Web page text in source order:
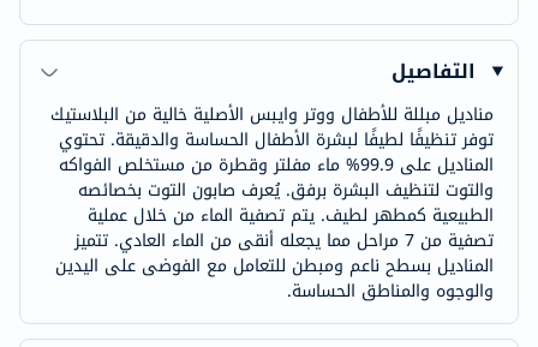
التفاصيل
مناديل مبللة للأطفال ووتر وايبس الأصلية خالية من البلاستيك
توفر تنظيفًا لطيفًا لبشرة الأطفال الحساسة والدقيقة. تحتوي
المناديل على 99.9% ماء مفلتر وقطرة من مستخلص الفواكه
والتوت لتنظيف البشرة برفق. يُعرف صابون التوت بخصائصه
الطبيعية كمطهر لطيف. يتم تصفية الماء من خلال عملية
تصفية من 7 مراحل مما يجعله أنقى من الماء العادي. تتميز
المناديل بسطح ناعم ومبطن للتعامل مع الفوضى على اليدين
والوجوه والمناطق الحساسة.